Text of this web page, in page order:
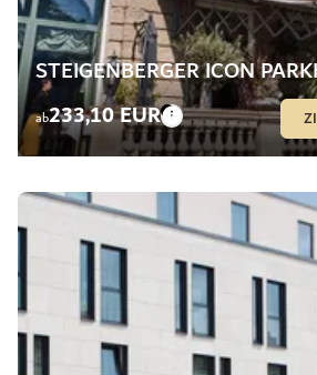
STEIGENBERGER ICON
ab233,10 EUR